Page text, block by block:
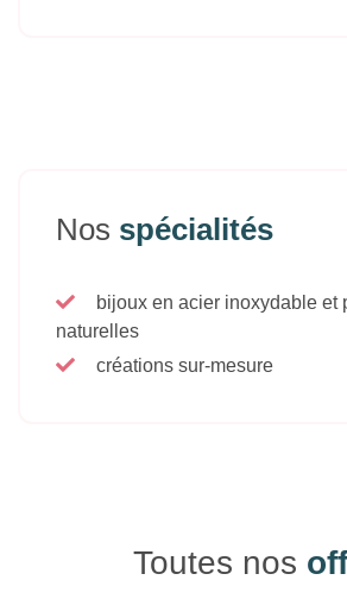
Nos spécialités
bijoux en acier inoxydable et
naturelles
créations sur-mesure
Toutes nos